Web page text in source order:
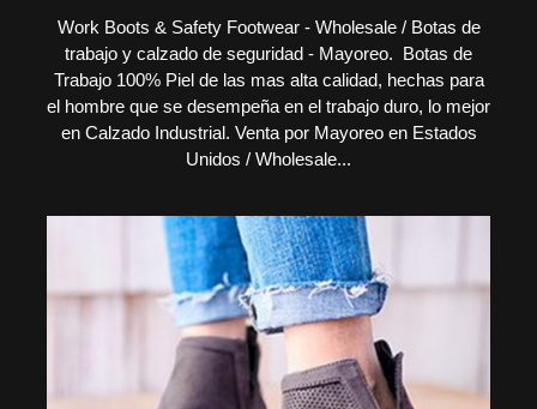
Work Boots & Safety Footwear - Wholesale / Botas de
trabajo y calzado de seguridad - Mayoreo. Botas de
Trabajo 100% Piel de las mas alta calidad, hechas para
el hombre que se desempeña en el trabajo duro, lo mejor
en Calzado Industrial. Venta por Mayoreo en Estados
Unidos / Wholesale...